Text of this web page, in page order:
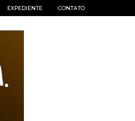
EXPEDIENTE CONTATO